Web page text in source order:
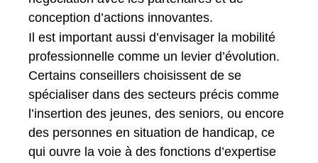
conception d’actions innovantes.
Il est important aussi d’envisager la mobilité
professionnelle comme un levier d’évolution.
Certains conseillers choisissent de se
spécialiser dans des secteurs précis comme
l’insertion des jeunes, des seniors, ou encore
des personnes en situation de handicap, ce
qui ouvre la voie à des fonctions d’expertise